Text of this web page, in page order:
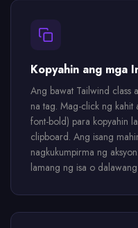
Kopyahin ang mga
Ang bawat Tailwind class
na tag. Mag-click ng
font-bold) para kopyahin
clipboard. Ang isang
nagkukumpirma ng
lamang ng isa o